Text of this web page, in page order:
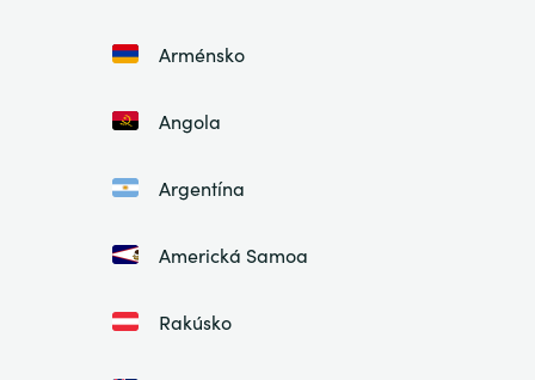
Arménsko
Angola
Argentína
Americká Samoa
Rakúsko